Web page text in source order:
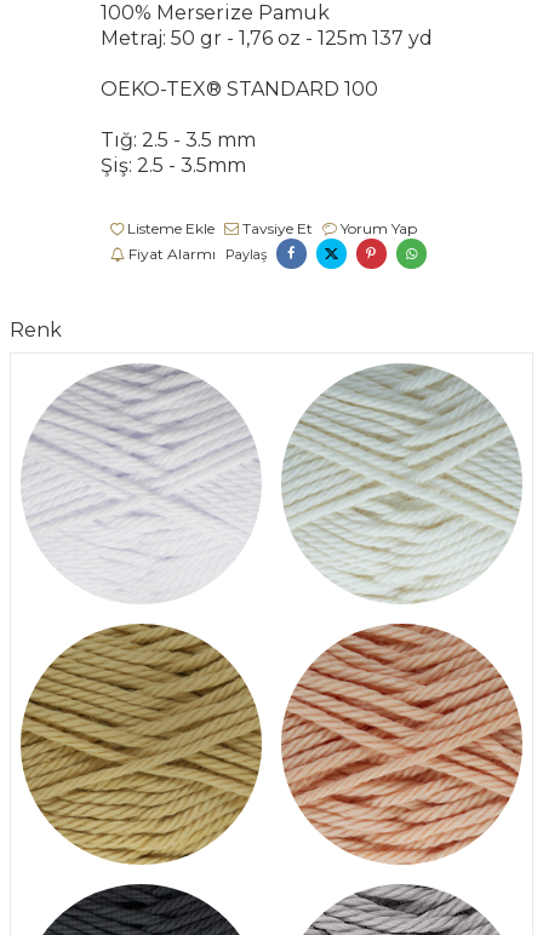
100% Merserize Pamuk
Metraj: 50 gr - 1,76 oz - 125m 137 yd
OEKO-TEX® STANDARD 100
Tığ: 2.5 - 3.5 mm
Şiş: 2.5 - 3.5mm
Listeme Ekle Tavsiye Et
Yorum Yap
Fiyat Alarmı
Paylaş
Renk